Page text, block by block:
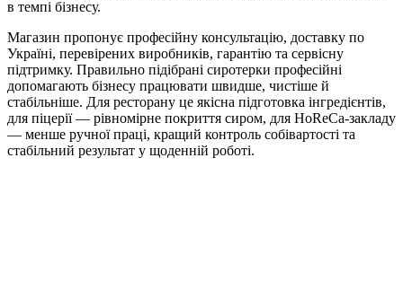
в темпі бізнесу.
Магазин пропонує професійну консультацію, доставку по
Україні, перевірених виробників, гарантію та сервісну
підтримку. Правильно підібрані сиротерки професійні
допомагають бізнесу працювати швидше, чистіше й
стабільніше. Для ресторану це якісна підготовка інгредієнтів,
для піцерії — рівномірне покриття сиром, для HoReCa-закладу
— менше ручної праці, кращий контроль собівартості та
стабільний результат у щоденній роботі.